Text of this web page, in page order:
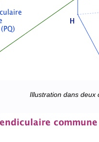
Illustration dans deux